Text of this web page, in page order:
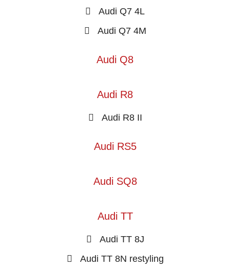
Audi Q7 4L
Audi Q7 4M
Audi Q8
Audi R8
Audi R8 II
Audi RS5
Audi SQ8
Audi TT
Audi TT 8J
Audi TT 8N restyling